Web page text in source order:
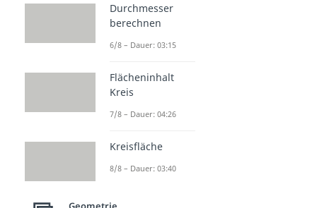
Durchmesser
berechnen
6/8 – Dauer: 03:15
Flächeninhalt
Kreis
7/8 – Dauer: 04:26
Kreisfläche
8/8 – Dauer: 03:40